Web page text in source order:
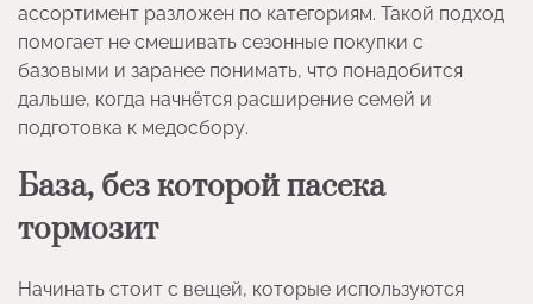
ассортимент разложен по категориям. Такой подход
помогает не смешивать сезонные покупки с
базовыми и заранее понимать, что понадобится
дальше, когда начнётся расширение семей и
подготовка к медосбору.
База, без которой пасека
тормозит
Начинать стоит с вещей, которые используются